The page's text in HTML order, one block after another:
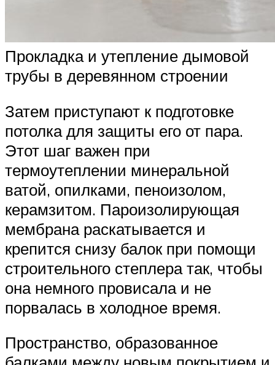
Прокладка и утепление дымовой
трубы в деревянном строении
Затем приступают к подготовке
потолка для защиты его от пара.
Этот шаг важен при
термоутеплении минеральной
ватой, опилками, пеноизолом,
керамзитом. Пароизолирующая
мембрана раскатывается и
крепится снизу балок при помощи
строительного степлера так, чтобы
она немного провисала и не
порвалась в холодное время.
Пространство, образованное